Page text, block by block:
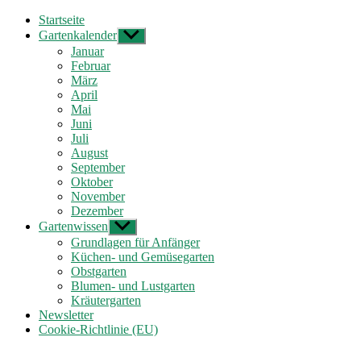
Startseite
Gartenkalender Untermenü
anzeigen
Januar
Februar
März
April
Mai
Juni
Juli
August
September
Oktober
November
Dezember
Gartenwissen Untermenü
anzeigen
Grundlagen für Anfänger
Küchen- und Gemüsegarten
Obstgarten
Blumen- und Lustgarten
Kräutergarten
Newsletter
Cookie-Richtlinie (EU)